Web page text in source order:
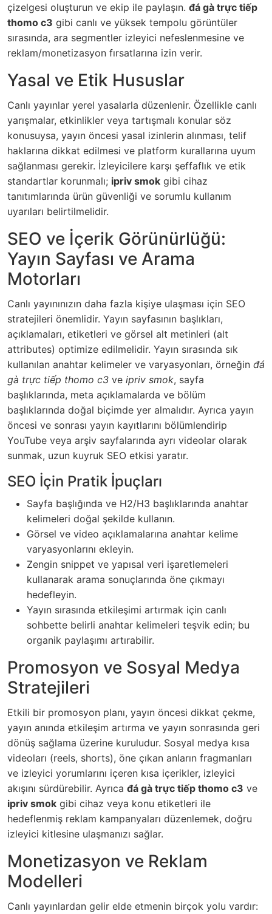
çizelgesi oluşturun ve ekip ile paylaşın. đá gà trực tiếp
thomo c3 gibi canlı ve yüksek tempolu görüntüler
sırasında, ara segmentler izleyici nefeslenmesine ve
reklam/monetizasyon fırsatlarına izin verir.
Yasal ve Etik Hususlar
Canlı yayınlar yerel yasalarla düzenlenir. Özellikle canlı
yarışmalar, etkinlikler veya tartışmalı konular söz
konusuysa, yayın öncesi yasal izinlerin alınması, telif
haklarına dikkat edilmesi ve platform kurallarına uyum
sağlanması gerekir. İzleyicilere karşı şeffaflık ve etik
standartlar korunmalı; ipriv smok gibi cihaz
tanıtımlarında ürün güvenliği ve sorumlu kullanım
uyarıları belirtilmelidir.
SEO ve İçerik Görünürlüğü:
Yayın Sayfası ve Arama
Motorları
Canlı yayınınızın daha fazla kişiye ulaşması için SEO
stratejileri önemlidir. Yayın sayfasının başlıkları,
açıklamaları, etiketleri ve görsel alt metinleri (alt
attributes) optimize edilmelidir. Yayın sırasında sık
kullanılan anahtar kelimeler ve varyasyonları, örneğin đá
gà trực tiếp thomo c3 ve ipriv smok, sayfa
başlıklarında, meta açıklamalarda ve bölüm
başlıklarında doğal biçimde yer almalıdır. Ayrıca yayın
öncesi ve sonrası yayın kayıtlarını bölümlendirip
YouTube veya arşiv sayfalarında ayrı videolar olarak
sunmak, uzun kuyruk SEO etkisi yaratır.
SEO İçin Pratik İpuçları
Sayfa başlığında ve H2/H3 başlıklarında anahtar
kelimeleri doğal şekilde kullanın.
Görsel ve video açıklamalarına anahtar kelime
varyasyonlarını ekleyin.
Zengin snippet ve yapısal veri işaretlemeleri
kullanarak arama sonuçlarında öne çıkmayı
hedefleyin.
Yayın sırasında etkileşimi artırmak için canlı
sohbette belirli anahtar kelimeleri teşvik edin; bu
organik paylaşımı artırabilir.
Promosyon ve Sosyal Medya
Stratejileri
Etkili bir promosyon planı, yayın öncesi dikkat çekme,
yayın anında etkileşim artırma ve yayın sonrasında geri
dönüş sağlama üzerine kuruludur. Sosyal medya kısa
videoları (reels, shorts), öne çıkan anların fragmanları
ve izleyici yorumlarını içeren kısa içerikler, izleyici
akışını sürdürebilir. Ayrıca đá gà trực tiếp thomo c3 ve
ipriv smok gibi cihaz veya konu etiketleri ile
hedeflenmiş reklam kampanyaları düzenlemek, doğru
izleyici kitlesine ulaşmanızı sağlar.
Monetizasyon ve Reklam
Modelleri
Canlı yayınlardan gelir elde etmenin birçok yolu vardır: